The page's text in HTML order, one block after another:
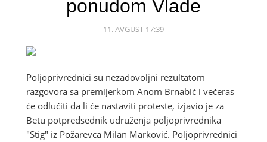
ponudom Vlade
11. AVGUST 17:39
Poljoprivrednici su nezadovoljni rezultatom
razgovora sa premijerkom Anom Brnabić i večeras
će odlučiti da li će nastaviti proteste, izjavio je za
Betu potpredsednik udruženja poljoprivrednika
"Stig" iz Požarevca Milan Marković. Poljoprivrednici